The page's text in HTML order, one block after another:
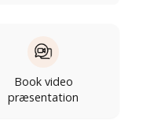
Book video
præsentation